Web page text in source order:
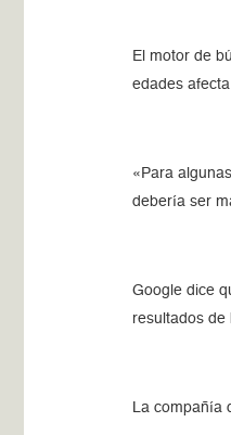
El motor de
edades
«Para
debería ser
Google dice
resultados de
La compañía